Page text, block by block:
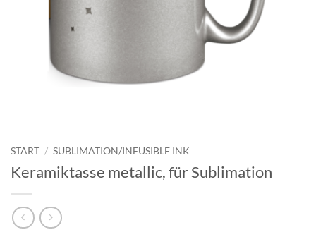
START / SUBLIMATION/INFUSIBLE INK
Keramiktasse metallic, für Sublimation